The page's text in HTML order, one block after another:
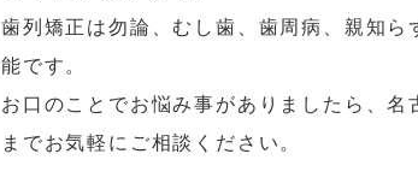
歯列矯正は勿論、むし歯、歯周病、親知
能です。
お口のことでお悩み事がありましたら、
までお気軽にご相談ください。